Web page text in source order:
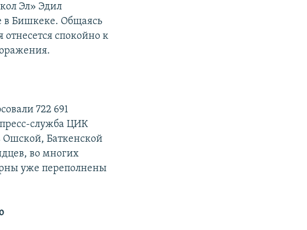
Эл» Эдил
в Бишкеке. Общаясь
спокойно к
722 691
пресс-служба ЦИК
Ошской, Баткенской
во многих
уже переполнены